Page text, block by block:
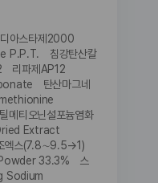
아스타제2000
P.P.T. 침강탄산칼
리파제AP12
탄산마그네
티오닌설포늄염화
Extract
엑스(7.8∼9.5→1)
33.3% 스
Sodium